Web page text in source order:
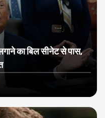
का बिल सीनेट से पास,